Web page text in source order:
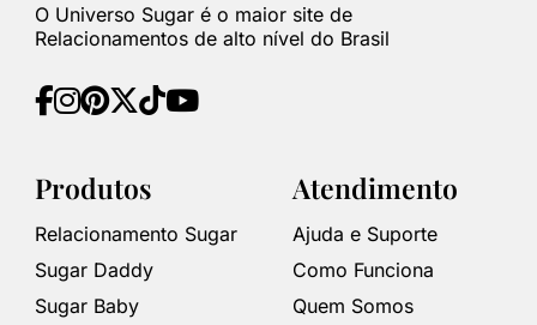
O Universo Sugar é o maior site de
Relacionamentos de alto nível do Brasil
Produtos
Relacionamento Sugar
Sugar Daddy
Sugar Baby
Atendimento
Ajuda e Suporte
Como Funciona
Quem Somos